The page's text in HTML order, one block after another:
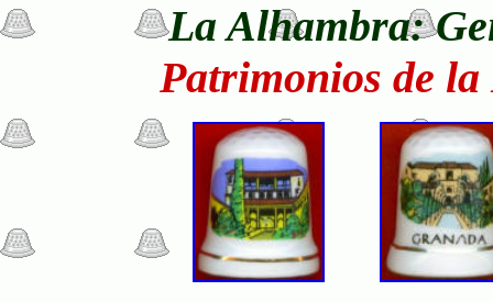
La Alhambra:
Patrimonios de la